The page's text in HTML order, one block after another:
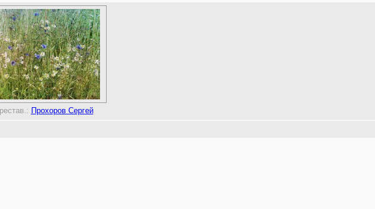
рестав.: Прохоров Сергей